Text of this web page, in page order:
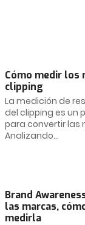
Cómo medir los
clipping
La medición de
del clipping es un
para convertir las
Analizando
Brand
las marcas,
medirla